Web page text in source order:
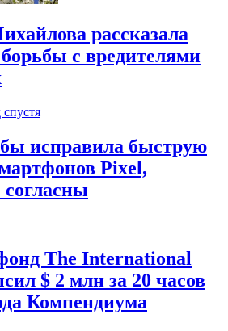
рассказала
борьбы с вредителями
спустя
исправила быструю
Pixel,
The International
$ 2 млн за 20 часов
Компендиума